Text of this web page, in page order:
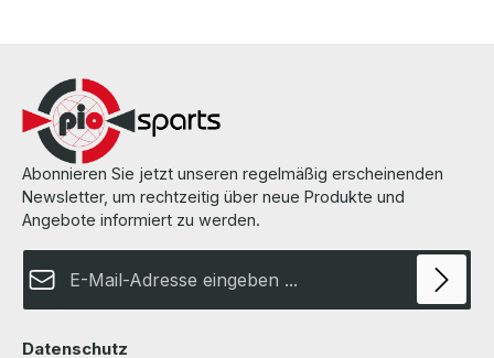
Abonnieren Sie jetzt unseren regelmäßig erscheinenden
Newsletter, um rechtzeitig über neue Produkte und
Angebote informiert zu werden.
Datenschutz